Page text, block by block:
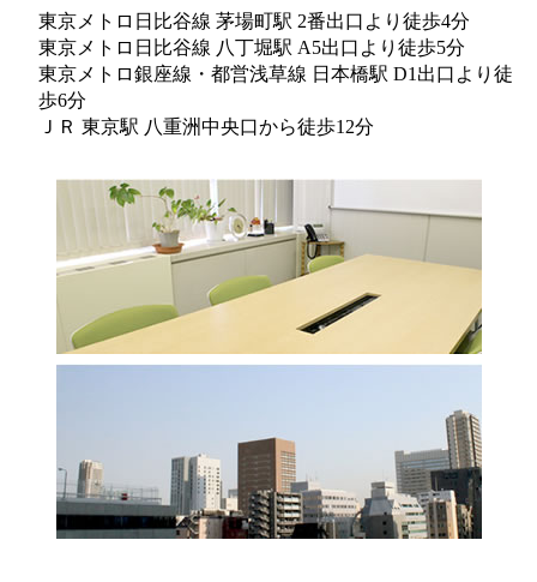
東京メトロ日比谷線 茅場町駅 2番出口より徒歩4分
東京メトロ日比谷線 八丁堀駅 A5出口より徒歩5分
東京メトロ銀座線・都営浅草線 日本橋駅 D1出口より徒
歩6分
ＪＲ 東京駅 八重洲中央口から徒歩12分